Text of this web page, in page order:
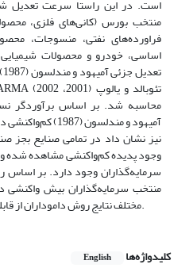
است. در این راستا سرعت
منتخب بورس (کانی‌‌‌های ‏فلزی،
فراورده‌‌‌های ‏نفتی، منسوجات،
اساسی، خودرو و محصولات
محاسبه شد. بر اساس برآوردگر
آمیهود و مندلسون
وجود پدیده کم‌واکنشی مشاهده
منتخب سرمایه‌گذاران بیش واکنشی
مختلف نتایج روش داموداران از قابلیت اعتماد پایینی برخودار است.
کلیدواژه‌ها English